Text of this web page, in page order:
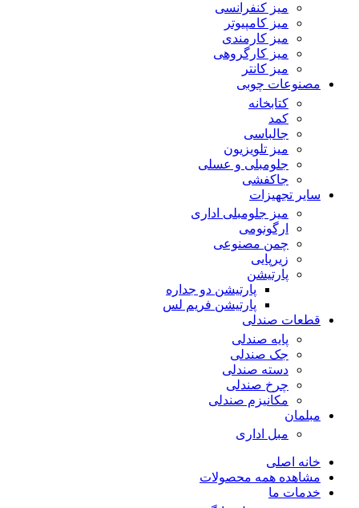
میز کنفرانسی
میز کامپیوتر
میز کارمندی
میز کارگروهی
میز کانتر
مصنوعات چوبی
کتابخانه
کمد
جالباسی
میز تلویزیون
جلومبلی و عسلی
جاکفشی
سایر تجهیزات
میز جلومبلی اداری
ارگونومی
چمن مصنوعی
زیرپایی
پارتیشن
پارتیشن دو جداره
پارتیشن فریم لس
قطعات صندلی
پایه صندلی
جک صندلی
دسته صندلی
چرخ صندلی
مکانیزم صندلی
مبلمان
مبل اداری
خانه اصلی
مشاهده همه محصولات
خدمات ما